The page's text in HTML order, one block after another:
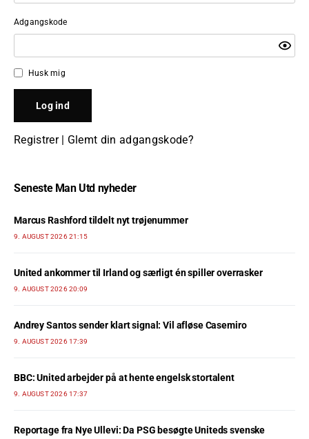
Adgangskode
Husk mig
Registrer| Glemt din adgangskode?
Seneste Man Utd nyheder
Marcus Rashford tildelt nyt trøjenummer
9. AUGUST 2026 21:15
United ankommer til Irland og særligt én spiller overrasker
9. AUGUST 2026 20:09
Andrey Santos sender klart signal: Vil afløse Casemiro
9. AUGUST 2026 17:39
BBC: United arbejder på at hente engelsk stortalent
9. AUGUST 2026 17:37
Reportage fra Nye Ullevi: Da PSG besøgte Uniteds svenske